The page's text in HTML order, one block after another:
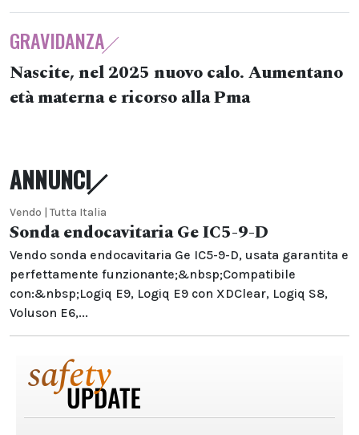
GRAVIDANZA
Nascite, nel 2025 nuovo calo. Aumentano
età materna e ricorso alla Pma
ANNUNCI
Vendo | Tutta Italia
Sonda endocavitaria Ge IC5-9-D
Vendo sonda endocavitaria Ge IC5-9-D, usata garantita e
perfettamente funzionante;&nbsp;Compatibile
con:&nbsp;Logiq E9, Logiq E9 con XDClear, Logiq S8,
Voluson E6,...